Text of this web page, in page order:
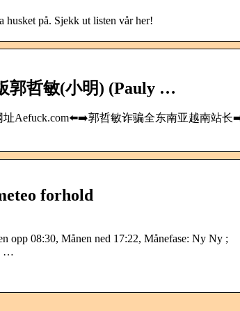
husket på. Sjekk ut listen vår her!
郭哲敏(小明) (Pauly …
址Aefuck.com⬅️➡️郭哲敏诈骗全东南亚越南站长
forhold
opp 08:30, Månen ned 17:22, Månefase: Ny Ny ;
…